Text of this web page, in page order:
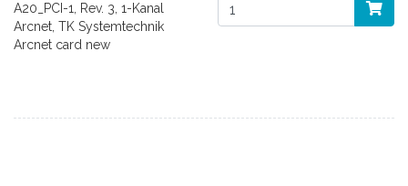
A20_PCI-1, Rev. 3, 1-Kanal
Arcnet, TK Systemtechnik
Arcnet card new